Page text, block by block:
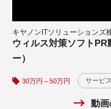
キヤノンITソリューションズ
ウィルス対策ソフト
ー）
30万円～50万円 サービ
動画
ZAZA株式会社様
産業用製品検索サービ
30万円～50万円 サービ
動画